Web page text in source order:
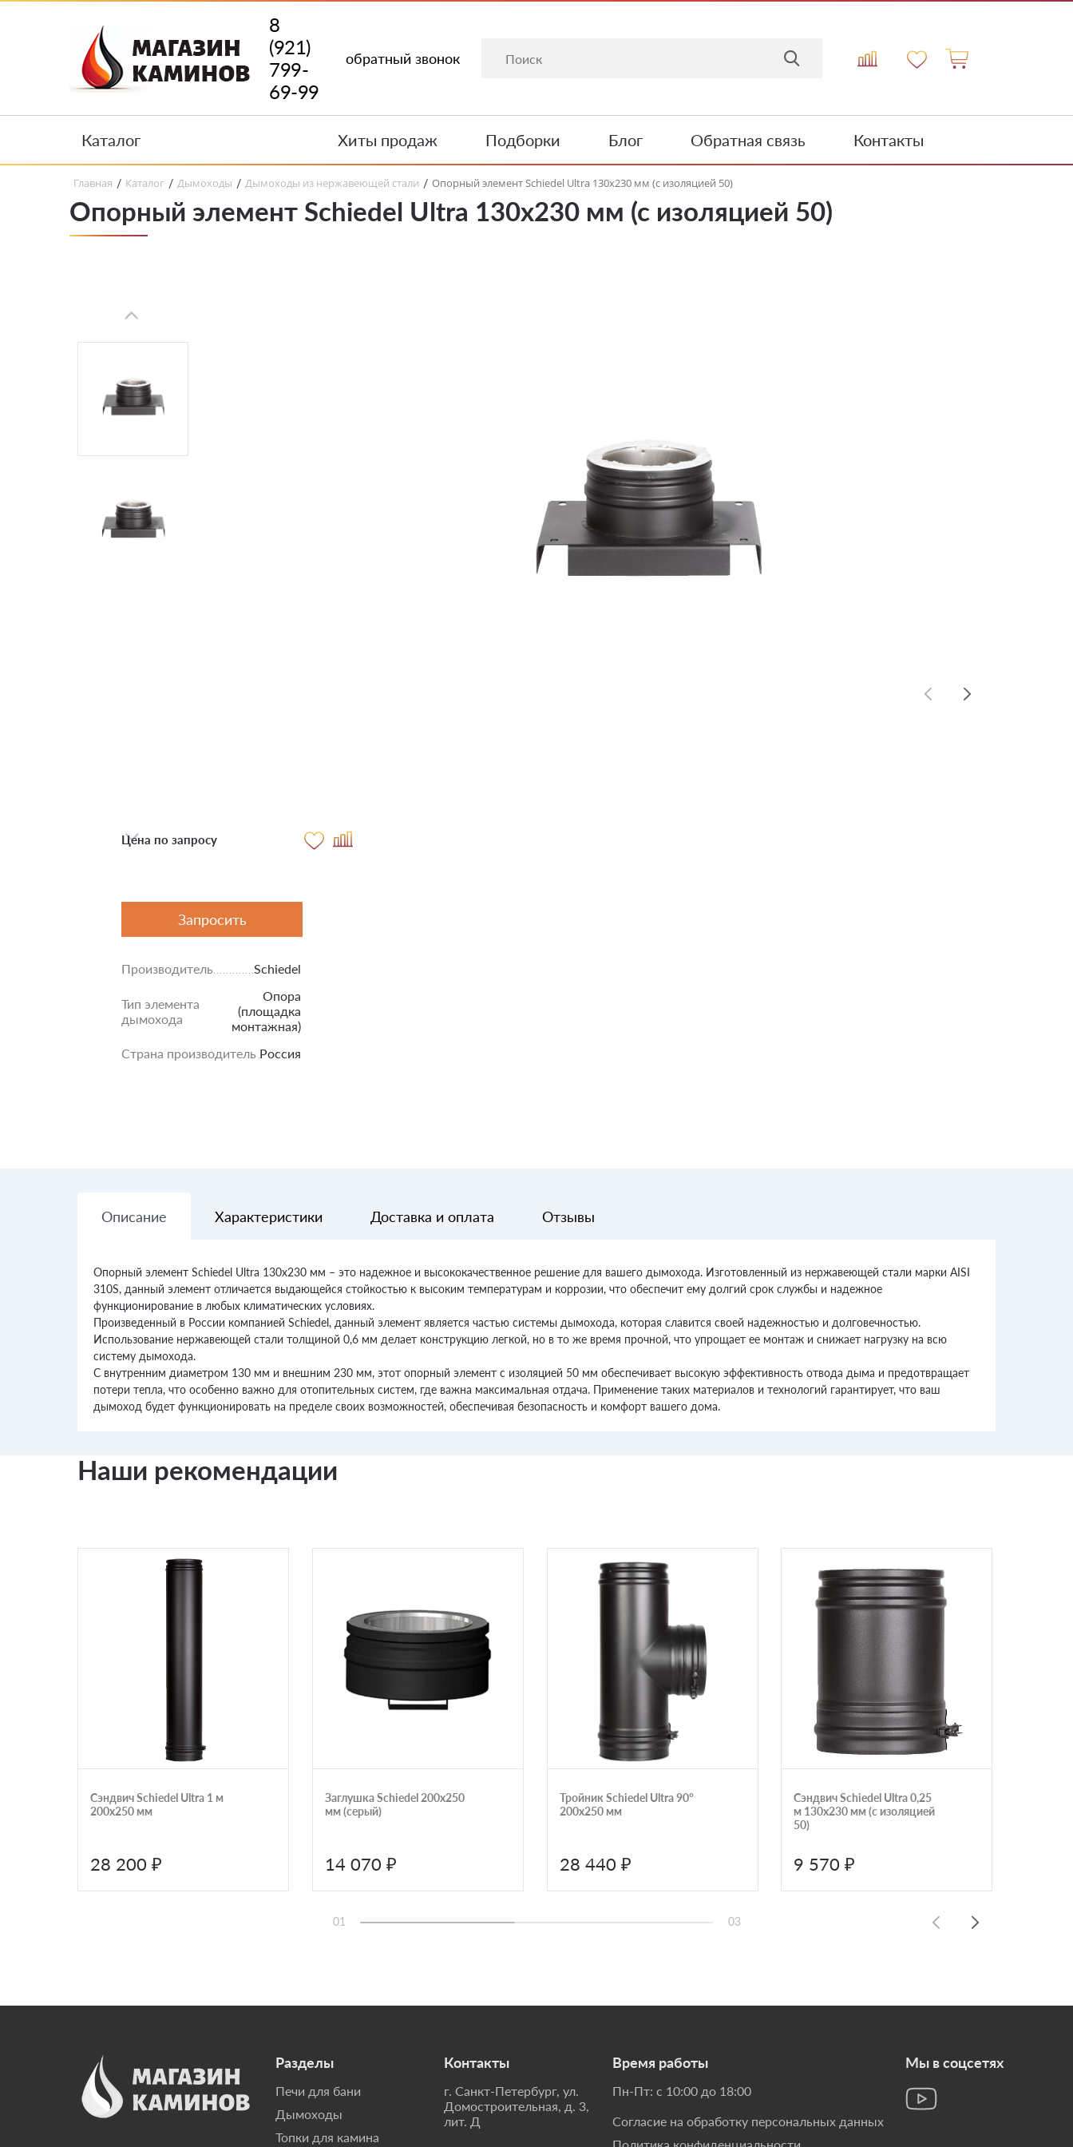
8
(921)
799-
69-99
обратный звонок
Каталог Хиты продаж Подборки Блог Обратная связь Контакты
Главная / Каталог / Дымоходы / Дымоходы из нержавеющей стали / Опорный элемент Schiedel Ultra 130х230 мм (с изоляцией 50)
Опорный элемент Schiedel Ultra 130х230 мм (с изоляцией 50)
Цена по запросу
Запросить
Производитель Schiedel
Тип элемента
дымохода
Опора
(площадка
монтажная)
Страна производитель Россия
Описание Характеристики Доставка и оплата Отзывы
Опорный элемент Schiedel Ultra 130х230 мм – это надежное и высококачественное решение для вашего дымохода. Изготовленный из нержавеющей стали марки AISI
310S, данный элемент отличается выдающейся стойкостью к высоким температурам и коррозии, что обеспечит ему долгий срок службы и надежное
функционирование в любых климатических условиях.
Произведенный в России компанией Schiedel, данный элемент является частью системы дымохода, которая славится своей надежностью и долговечностью.
Использование нержавеющей стали толщиной 0,6 мм делает конструкцию легкой, но в то же время прочной, что упрощает ее монтаж и снижает нагрузку на всю
систему дымохода.
С внутренним диаметром 130 мм и внешним 230 мм, этот опорный элемент с изоляцией 50 мм обеспечивает высокую эффективность отвода дыма и предотвращает
потери тепла, что особенно важно для отопительных систем, где важна максимальная отдача. Применение таких материалов и технологий гарантирует, что ваш
дымоход будет функционировать на пределе своих возможностей, обеспечивая безопасность и комфорт вашего дома.
Наши рекомендации
Сэндвич Schiedel Ultra 1 м
200х250 мм
28 200 ₽
Заглушка Schiedel 200х250
мм (серый)
14 070 ₽
Тройник Schiedel Ultra 90°
200х250 мм
28 440 ₽
Сэндвич Schiedel Ultra 0,25
м 130х230 мм (с изоляцией
50)
9 570 ₽
01 03
Разделы
Печи для бани
Дымоходы
Топки для камина
Контакты
г. Санкт-Петербург, ул.
Домостроительная, д. 3,
лит. Д
Время работы
Пн-Пт: с 10:00 до 18:00
Согласие на обработку персональных данных
Мы в соцсетях